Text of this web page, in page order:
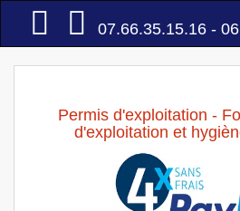
Accueil
07.66.35.15.16 -
Permis d'exploitation -
d'exploitation et